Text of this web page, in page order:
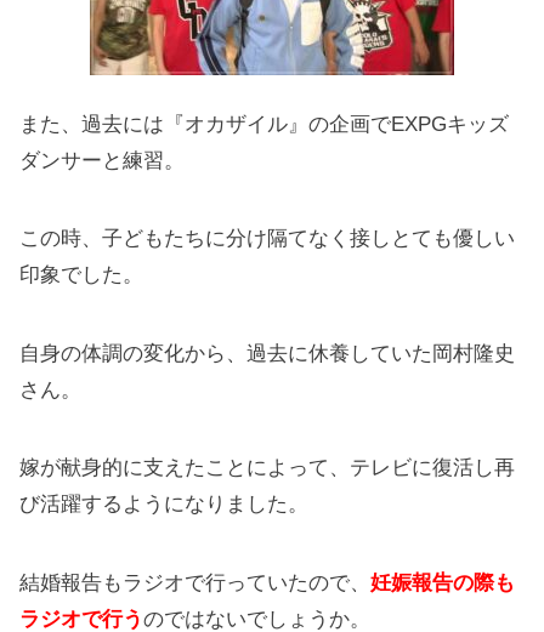
また、過去には『オカザイル』の企画でEXPGキッズ
ダンサーと練習。
この時、子どもたちに分け隔てなく接しとても優しい
印象でした。
自身の体調の変化から、過去に休養していた岡村隆史
さん。
嫁が献身的に支えたことによって、テレビに復活し再
び活躍するようになりました。
結婚報告もラジオで行っていたので、妊娠報告の際も
ラジオで行うのではないでしょうか。